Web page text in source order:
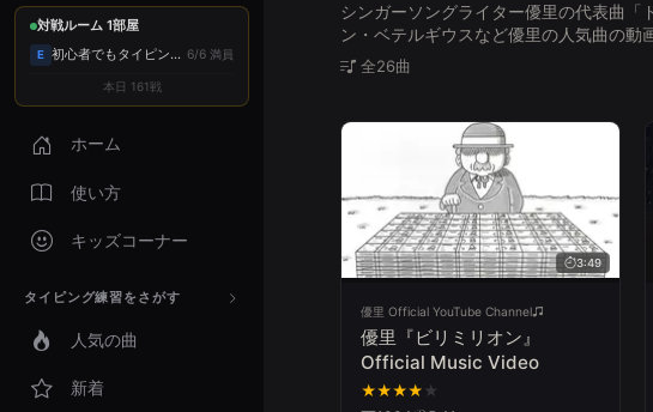
対戦ルーム 1部屋
E 初心者でもタイピン... 6/6 満員
本日 161戦
ホーム
使い方
キッズコーナー
タイピング練習をさがす
人気の曲
新着
シンガーソングライター優里の代表曲
ン・ベテルギウスなど優里の人気曲の動
全26曲
3:49
優里 Official YouTube Channel
優里『ビリミリオン』
Official Music Video
★★★★ ★